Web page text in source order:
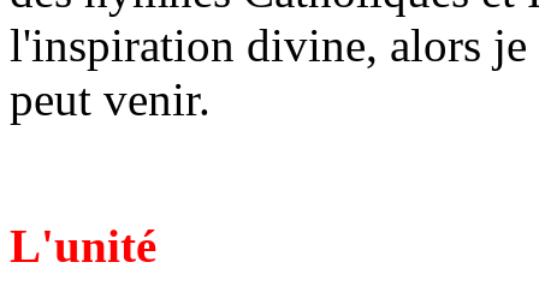
l'inspiration divine, alors je
peut venir.
L'unité